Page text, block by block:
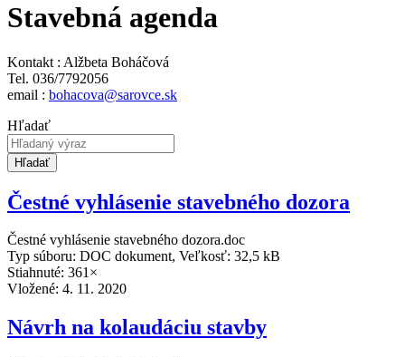
Stavebná agenda
Kontakt : Alžbeta Boháčová
Tel. 036/7792056
email : bohacova@sarovce.sk
Hľadať
Hľadať
Čestné vyhlásenie stavebného dozora
Čestné vyhlásenie stavebného dozora.doc
Typ súboru: DOC dokument, Veľkosť: 32,5 kB
Stiahnuté: 361×
Vložené: 4. 11. 2020
Návrh na kolaudáciu stavby